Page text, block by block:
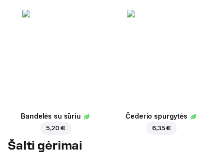
Bandelės su sūriu
5,20 €
Čederio spurgytės
6,35 €
Šalti gėrimai